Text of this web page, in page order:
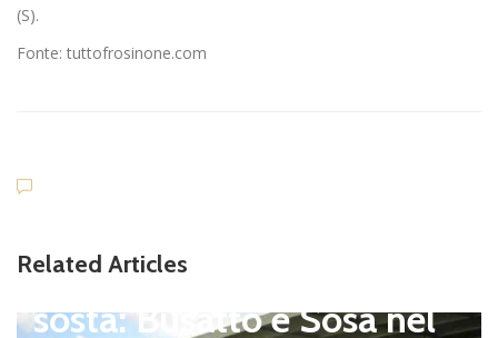
(S).
Fonte: tuttofrosinone.com
Related Articles
Dilettanti Serie D